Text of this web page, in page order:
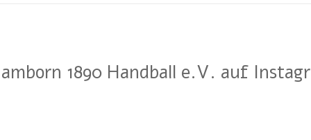
1890 Handball e.V. auf